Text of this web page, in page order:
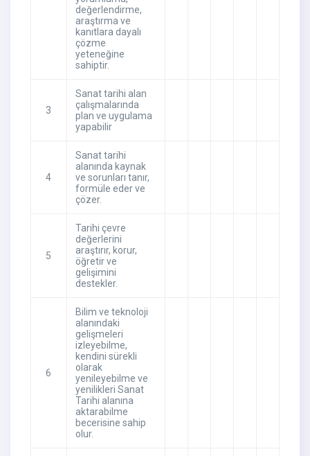
değerlendirme,
araştırma ve
kanıtlara dayalı
çözme
yeteneğine
sahiptir.
3
Sanat tarihi alan
çalışmalarında
plan ve uygulama
yapabilir
4
Sanat tarihi
alanında kaynak
ve sorunları tanır,
formüle eder ve
çözer.
5
Tarihi çevre
değerlerini
araştırır, korur,
öğretir ve
gelişimini
destekler.
6
Bilim ve teknoloji
alanındaki
gelişmeleri
izleyebilme,
kendini sürekli
olarak
yenileyebilme ve
yenilikleri Sanat
Tarihi alanına
aktarabilme
becerisine sahip
olur.